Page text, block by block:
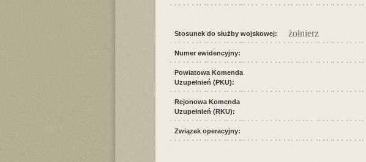
Stosunek do służby wojskowej: żołnierz
Numer ewidencyjny:
Powiatowa Komenda
Uzupełnień (PKU):
Rejonowa Komenda
Uzupełnień (RKU):
Związek operacyjny: